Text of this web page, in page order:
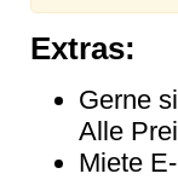
Extras:
Gerne
Alle
Miete